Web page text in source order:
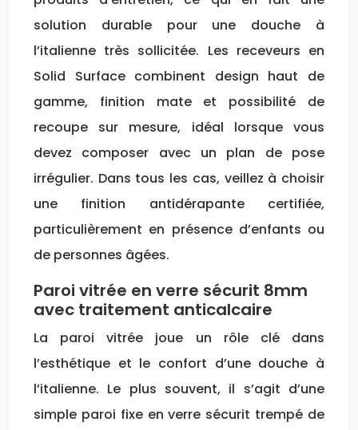
solution durable pour une douche à
l’italienne très sollicitée. Les receveurs en
Solid Surface combinent design haut de
gamme, finition mate et possibilité de
recoupe sur mesure, idéal lorsque vous
devez composer avec un plan de pose
irrégulier. Dans tous les cas, veillez à choisir
une finition antidérapante certifiée,
particulièrement en présence d’enfants ou
de personnes âgées.
Paroi vitrée en verre sécurit 8mm
avec traitement anticalcaire
La paroi vitrée joue un rôle clé dans
l’esthétique et le confort d’une douche à
l’italienne. Le plus souvent, il s’agit d’une
simple paroi fixe en verre sécurit trempé de